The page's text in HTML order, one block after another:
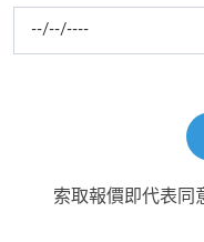
索取報價即代表同